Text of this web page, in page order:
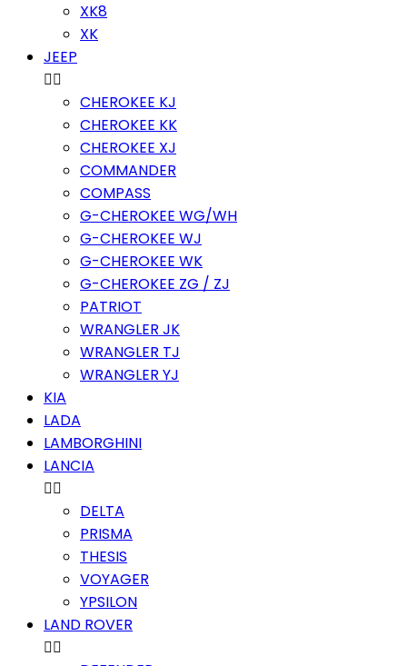
XK8
XK
JEEP

CHEROKEE KJ
CHEROKEE KK
CHEROKEE XJ
COMMANDER
COMPASS
G-CHEROKEE WG/WH
G-CHEROKEE WJ
G-CHEROKEE WK
G-CHEROKEE ZG / ZJ
PATRIOT
WRANGLER JK
WRANGLER TJ
WRANGLER YJ
KIA
LADA
LAMBORGHINI
LANCIA

DELTA
PRISMA
THESIS
VOYAGER
YPSILON
LAND ROVER
